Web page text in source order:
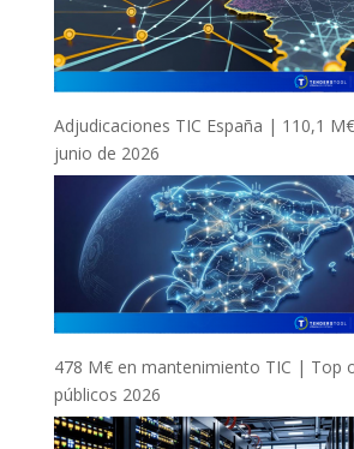
Adjudicaciones TIC España | 110,1
junio de 2026
478 M€ en mantenimiento TIC | Top
públicos 2026